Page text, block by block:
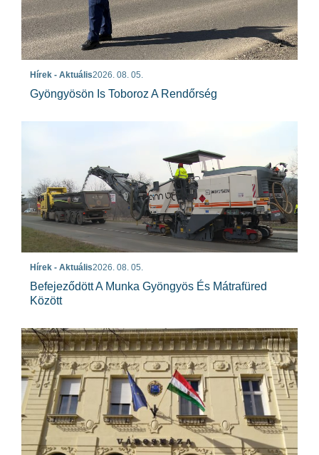
Hírek - Aktuális2026. 08. 05.
Gyöngyösön Is Toboroz A Rendőrség
Hírek - Aktuális2026. 08. 05.
Befejeződött A Munka Gyöngyös És Mátrafüred
Között